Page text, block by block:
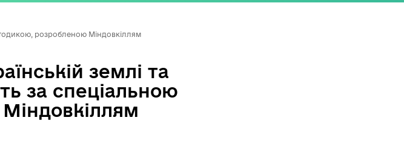
розробленою Міндовкіллям
землі та
за спеціальною